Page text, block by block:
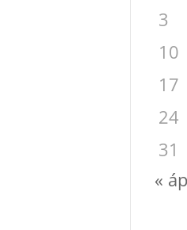
3
10
17
24
31
«